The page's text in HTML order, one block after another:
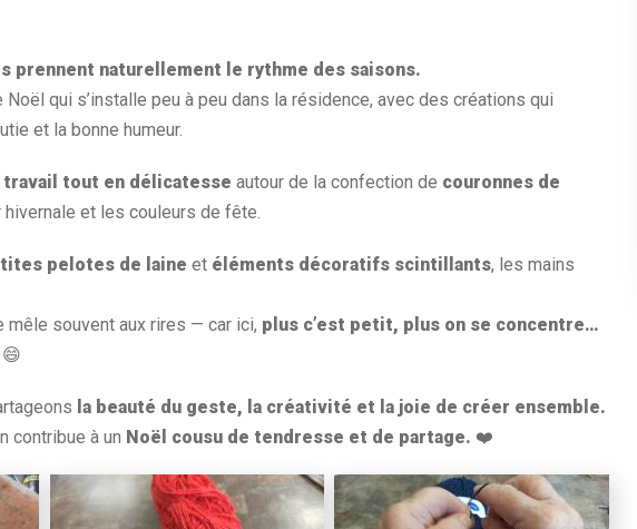
prennent naturellement le rythme des saisons.
Noël qui s’installe peu à peu dans la résidence, avec des créations qui
et la bonne humeur.
travail tout en délicatesse autour de la confection de couronnes de
et les couleurs de fête.
pelotes de laine et éléments décoratifs scintillants, les mains
souvent aux rires — car ici, plus c’est petit, plus on se concentre…
😄
la beauté du geste, la créativité et la joie de créer ensemble.
contribue à un Noël cousu de tendresse et de partage. ❤️